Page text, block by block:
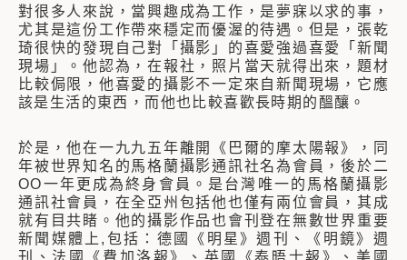
對很多人來說，當興趣成為工作，是夢寐以求的事，
尤其是這份工作帶來穩定而優渥的待遇。但是，張乾
琦很快的發現自己對「攝影」的喜愛強過喜愛「新聞
現場」。他認為，在報社，照片當天就得出來，題材
比較侷限，他喜愛的攝影不一定來自新聞現場，它應
該是生活的東西，而他也比較喜歡長時期的醞釀。
於是，他在一九九五年離開《巴爾的摩太陽報》，同
年被世界知名的馬格蘭攝影通訊社名為會員，後於二
OO一年更成為終身會員。是台灣唯一的馬格蘭攝影
通訊社會員，在全亞州包括他也僅有兩位會員，其成
就有目共睹。他的攝影作品也會刊登在無數世界重要
新聞媒體上,包括：德國《明星》週刊、《明鏡》週
刊、法國《費加洛報》、英國《泰晤士報》、美國